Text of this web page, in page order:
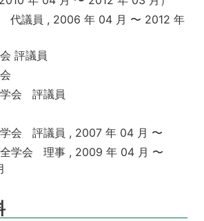
代議員 , 2006 年 04 月 〜 2012 年
評議員
学会 評議員
学会 評議員 , 2007 年 04 月 〜
全学会 理事 , 2009 年 04 月 〜